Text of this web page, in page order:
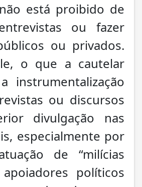
está proibido de
ou fazer
ou privados.
o que a cautelar
instrumentalização
ou discursos
divulgação nas
especialmente por
de “milícias
políticos